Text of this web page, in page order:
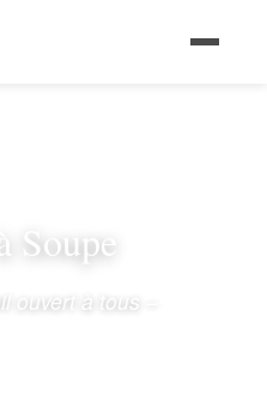
Soupe
ouvert à tous –